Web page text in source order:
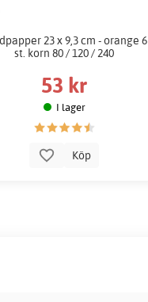
23 x 9,3 cm - orange 6
st. korn 80 / 120 / 240
53 kr
I lager
Köp